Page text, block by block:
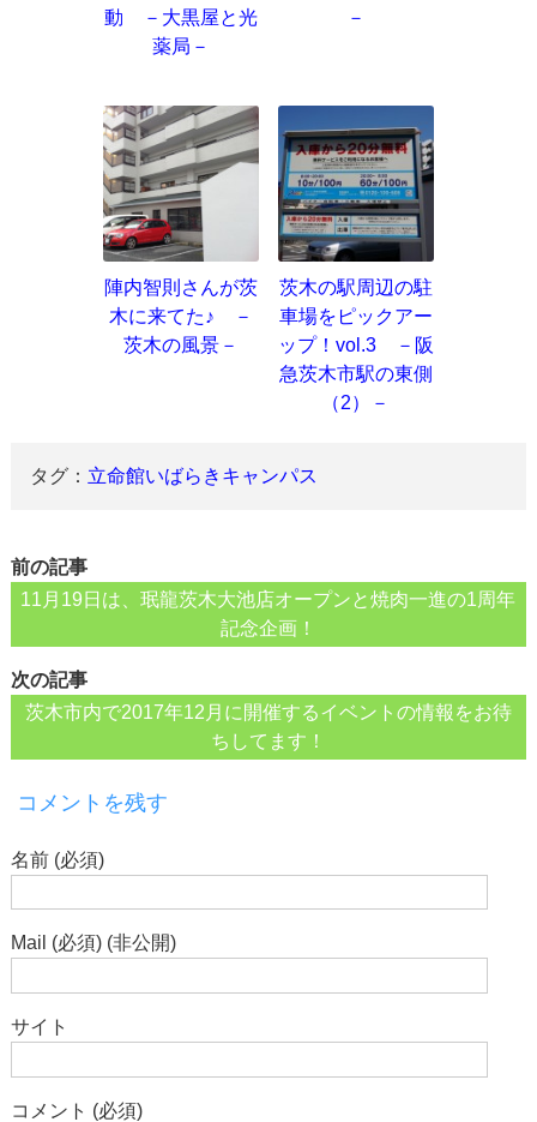
動 －大黒屋と光
薬局－
－
陣内智則さんが茨
木に来てた♪ －
茨木の風景－
茨木の駅周辺の駐
車場をピックアー
ップ！vol.3 －阪
急茨木市駅の東側
（2）－
タグ： 立命館いばらきキャンパス
前の記事
11月19日は、珉龍茨木大池店オープンと焼肉一進の1周年
記念企画！
次の記事
茨木市内で2017年12月に開催するイベントの情報をお待
ちしてます！
コメントを残す
名前 (必須)
Mail (必須) (非公開)
サイト
コメント (必須)